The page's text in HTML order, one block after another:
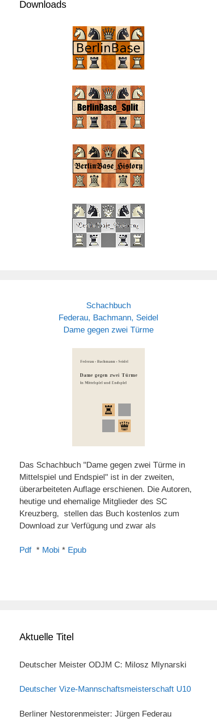
Downloads
Schachbuch
Federau, Bachmann, Seidel
Dame gegen zwei Türme
Das Schachbuch "Dame gegen zwei Türme in
Mittelspiel und Endspiel" ist in der zweiten,
überarbeiteten Auflage erschienen. Die Autoren,
heutige und ehemalige Mitglieder des SC
Kreuzberg, stellen das Buch kostenlos zum
Download zur Verfügung und zwar als
Pdf * Mobi * Epub
Aktuelle Titel
Deutscher Meister ODJM C: Milosz Mlynarski
Deutscher Vize-Mannschaftsmeisterschaft U10
Berliner Nestorenmeister: Jürgen Federau